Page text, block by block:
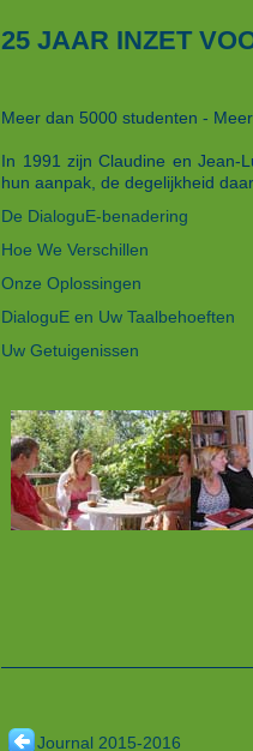
25 JAAR INZET
Meer dan 5000 studenten -
In 1991 zijn Claudine en Jean-
hun aanpak, de degelijkheid
De DialoguE-benadering
Hoe We Verschillen
Onze Oplossingen
DialoguE en Uw Taalbehoeften
Uw Getuigenissen
Journal 2015-2016